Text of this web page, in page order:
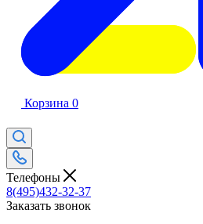
Корзина 0
Телефоны
8(495)432-32-37
Заказать звонок